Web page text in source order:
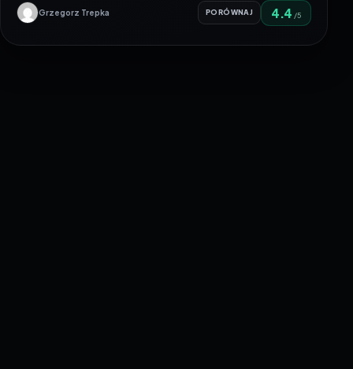
Grzegorz Trepka PORÓWNAJ 4.4 /5